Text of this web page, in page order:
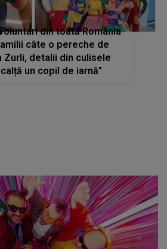
din toată România
câte o pereche de
Zurli, detalii din culisele
un copil de iarnă"